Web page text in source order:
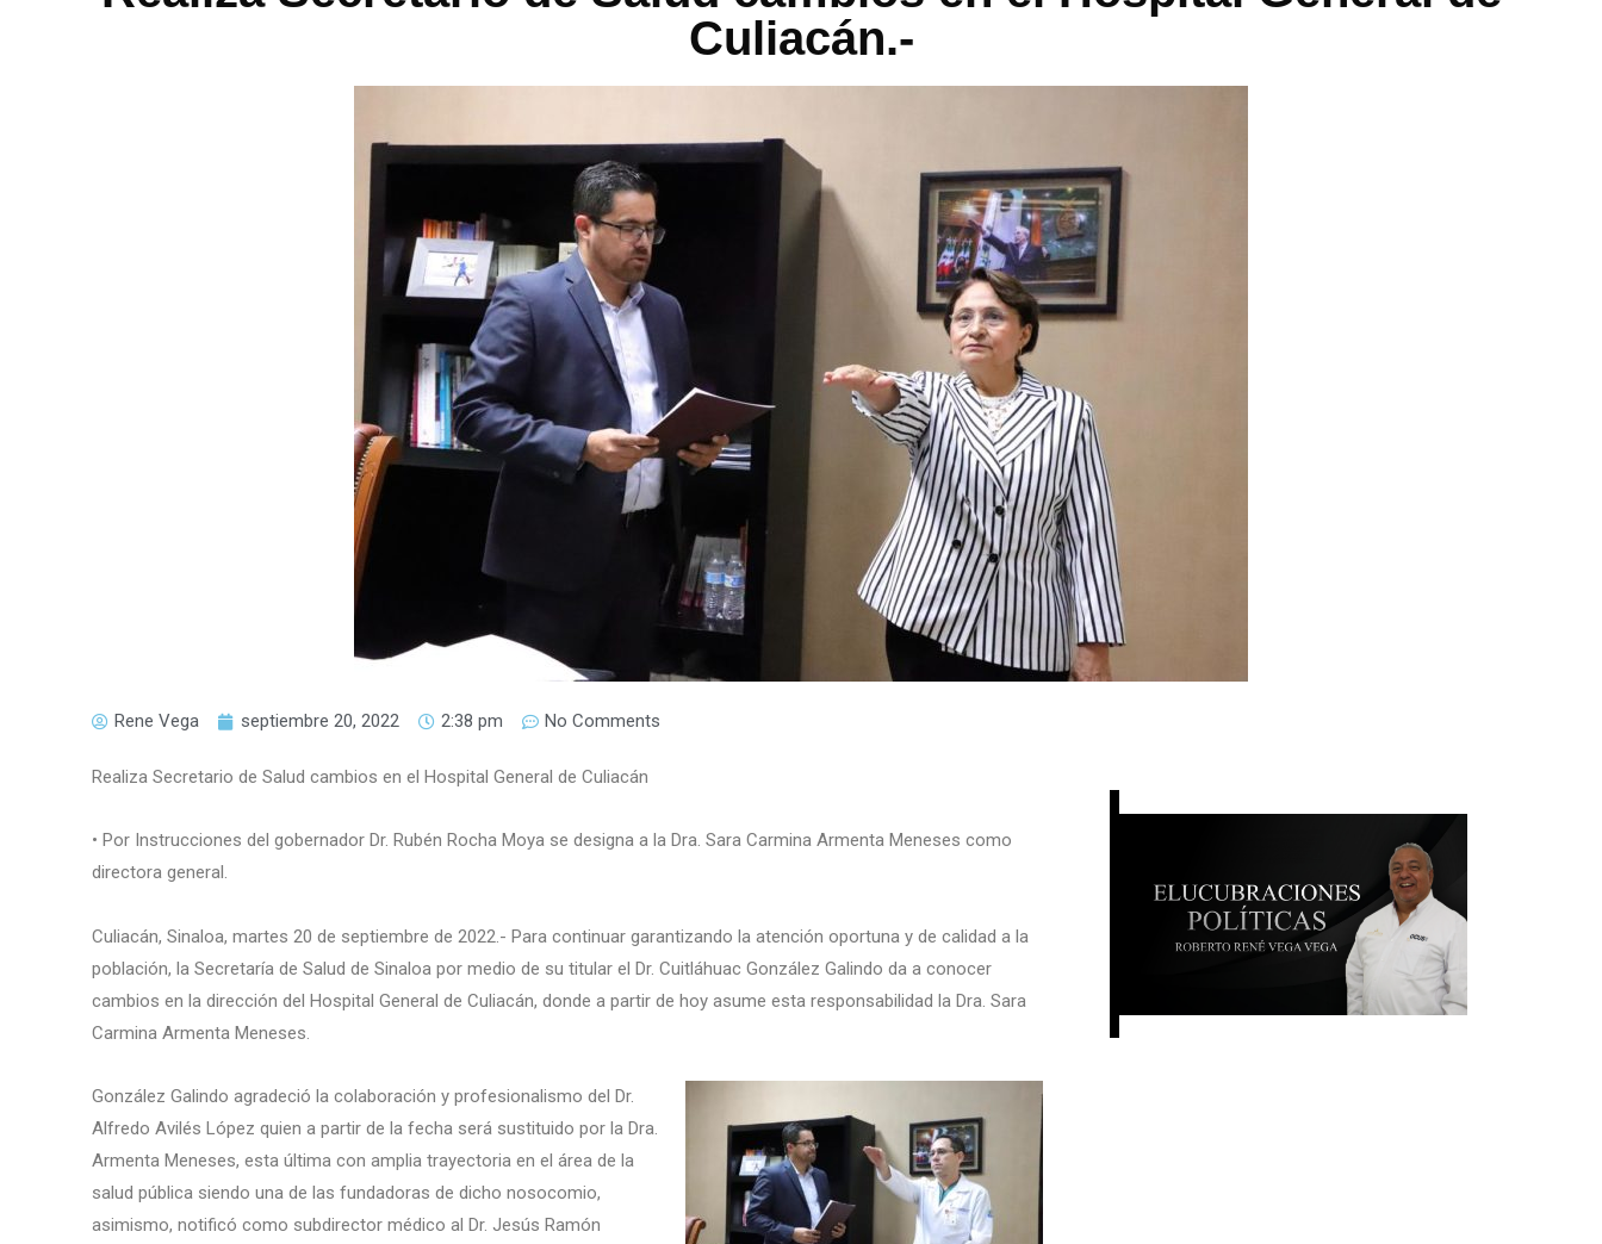
Culiacán.-
Rene Vega septiembre 20, 2022 2:38 pm No Comments
Realiza Secretario de Salud cambios en el Hospital General de Culiacán
• Por Instrucciones del gobernador Dr. Rubén Rocha Moya se designa a la Dra. Sara Carmina Armenta Meneses como
directora general.
Culiacán, Sinaloa, martes 20 de septiembre de 2022.- Para continuar garantizando la atención oportuna y de calidad a la
población, la Secretaría de Salud de Sinaloa por medio de su titular el Dr. Cuitláhuac González Galindo da a conocer
cambios en la dirección del Hospital General de Culiacán, donde a partir de hoy asume esta responsabilidad la Dra. Sara
Carmina Armenta Meneses.
González Galindo agradeció la colaboración y profesionalismo del Dr.
Alfredo Avilés López quien a partir de la fecha será sustituido por la Dra.
Armenta Meneses, esta última con amplia trayectoria en el área de la
salud pública siendo una de las fundadoras de dicho nosocomio,
asimismo, notificó como subdirector médico al Dr. Jesús Ramón